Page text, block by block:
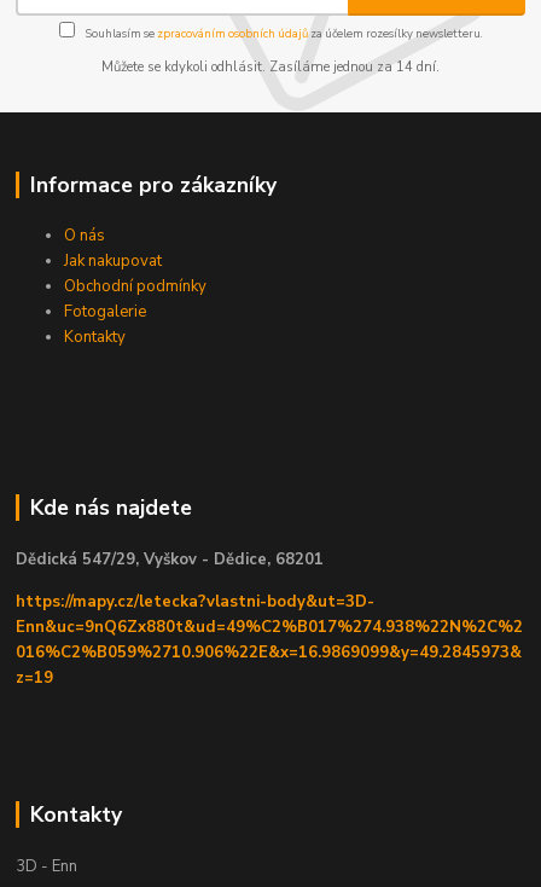
Souhlasím se zpracováním osobních údajůza účelem rozesílky newsletteru.
Můžete se kdykoli odhlásit. Zasíláme jednou za 14 dní.
Informace pro zákazníky
O nás
Jak nakupovat
Obchodní podmínky
Fotogalerie
Kontakty
Kde nás najdete
Dědická 547/29, Vyškov - Dědice, 68201
https://mapy.cz/letecka?vlastni-body&ut=3D-
Enn&uc=9nQ6Zx880t&ud=49%C2%B017%274.938%22N%2C%2
016%C2%B059%2710.906%22E&x=16.9869099&y=49.2845973&
z=19
Kontakty
3D - Enn